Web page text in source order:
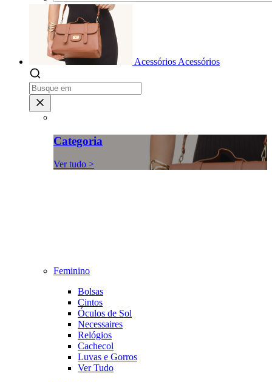
Acessórios Acessórios
Categoria
Ver tudo >
Feminino
Bolsas
Cintos
Óculos de Sol
Necessaires
Relógios
Cachecol
Luvas e Gorros
Ver Tudo